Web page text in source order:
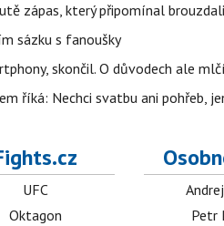
zápas, který připomínal
sázku s fanoušky
skončil. O důvodech ale mlčí
říká: Nechci svatbu ani pohřeb,
UFC
Oktagon
Petr